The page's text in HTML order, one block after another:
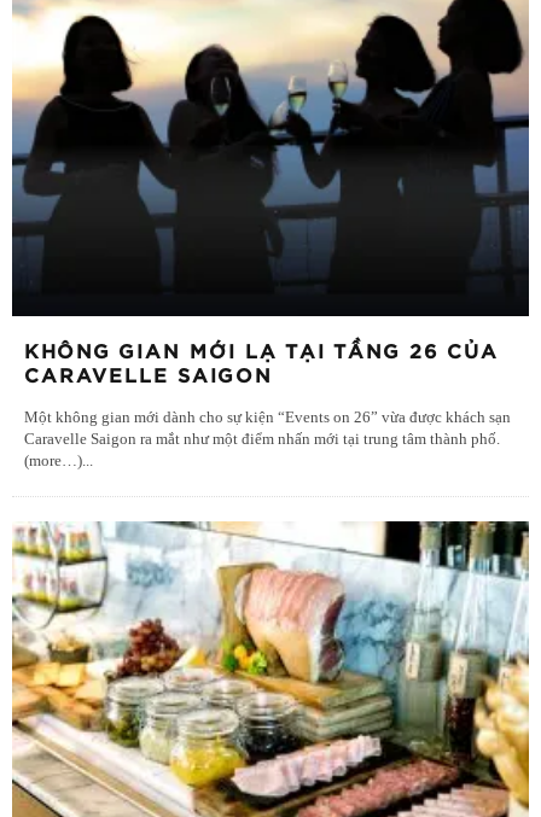
KHÔNG GIAN MỚI LẠ TẠI TẦNG 26 CỦA
CARAVELLE SAIGON
Một không gian mới dành cho sự kiện “Events on 26” vừa được khách sạn
Caravelle Saigon ra mắt như một điểm nhấn mới tại trung tâm thành phố.
(more…)...